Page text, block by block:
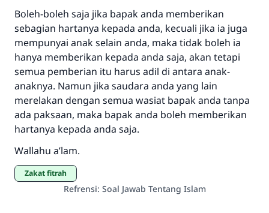
Boleh-boleh saja jika bapak anda memberikan
sebagian hartanya kepada anda, kecuali jika ia juga
mempunyai anak selain anda, maka tidak boleh ia
hanya memberikan kepada anda saja, akan tetapi
semua pemberian itu harus adil di antara anak-
anaknya. Namun jika saudara anda yang lain
merelakan dengan semua wasiat bapak anda tanpa
ada paksaan, maka bapak anda boleh memberikan
hartanya kepada anda saja.
Wallahu a’lam.
zakat fitrah
Refrensi: Soal Jawab Tentang Islam